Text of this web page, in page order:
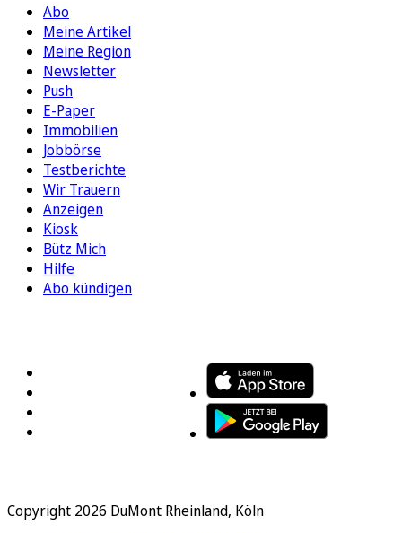
Abo
Meine Artikel
Meine Region
Newsletter
Push
E-Paper
Immobilien
Jobbörse
Testberichte
Wir Trauern
Anzeigen
Kiosk
Bütz Mich
Hilfe
Abo kündigen
Copyright 2026 DuMont Rheinland, Köln